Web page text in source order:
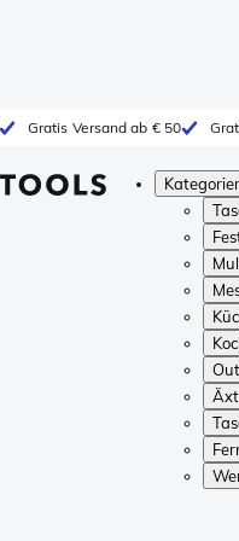
Gratis Versand ab € 50